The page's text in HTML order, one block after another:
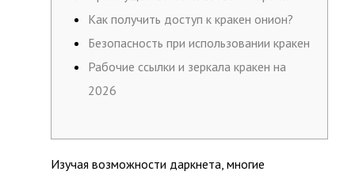
Как получить доступ к кракен онион?
Безопасность при использовании кракен
Рабочие ссылки и зеркала кракен на
2026
Изучая возможности даркнета, многие